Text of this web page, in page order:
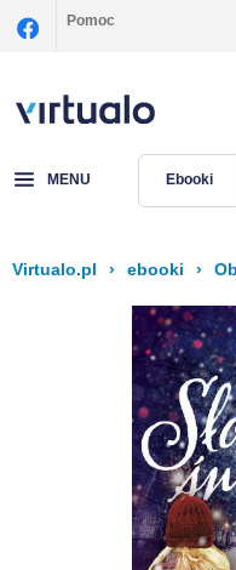
Pomoc
MENU Ebooki
Virtualo.pl › ebooki ›